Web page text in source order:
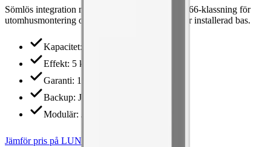
Sömlös integration med Huawei-växelriktare, IP66-klassning för
utomhusmontering och beprövad teknik med stor installerad bas.
Kapacitet:
Effekt: 5 kW
Garanti: 10 år
Backup: Ja
Modulär: Ja
Jämför pris på LUNA2000